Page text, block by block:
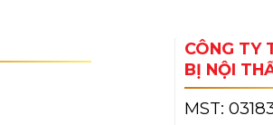
CÔNG TY
BỊ NỘI
MST: